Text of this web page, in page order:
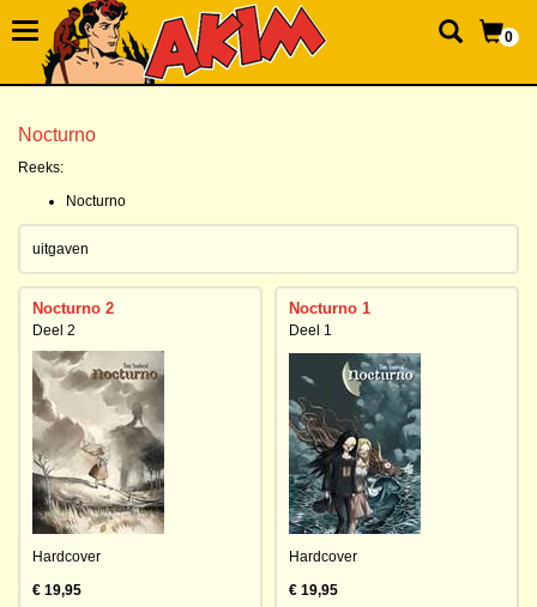
0
Nocturno
Reeks:
Nocturno
uitgaven
Nocturno 2
Deel 2
Hardcover
€ 19,95
Nocturno 1
Deel 1
Hardcover
€ 19,95